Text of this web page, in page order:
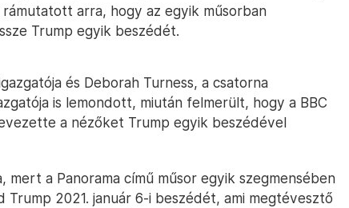
arra, hogy az egyik műsorban
Trump egyik beszédét.
és Deborah Turness, a csatorna
is lemondott, miután felmerült, hogy a BBC
a nézőket Trump egyik beszédével
a Panorama című műsor egyik szegmensében
Trump 2021. január 6-i beszédét, ami megtévesztő